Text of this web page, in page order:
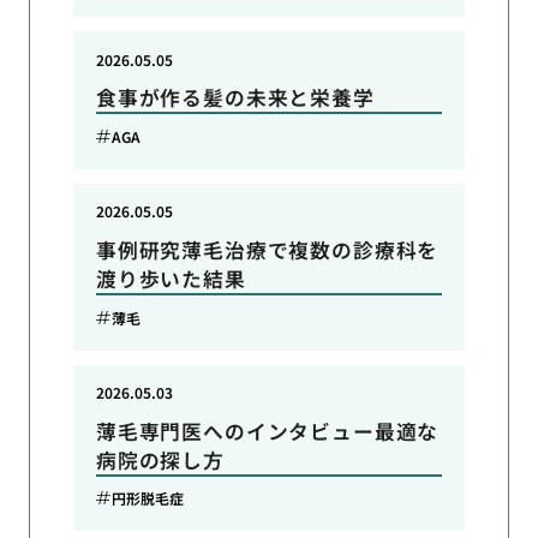
食事が作る髪の未来と栄養学
2026.05.05
AGA
事例研究薄毛治療で複数の診療科を
渡り歩いた結果
2026.05.05
薄毛
薄毛専門医へのインタビュー最適な
病院の探し方
2026.05.03
円形脱毛症